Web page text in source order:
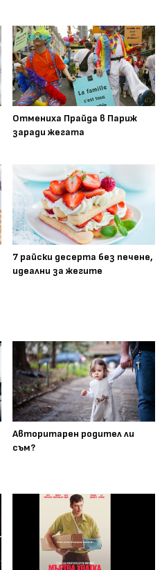
Отмениха Прайда в Париж
заради жегата
7 райски десерта без печене,
идеални за жегите
Авторитарен родител ли
съм?